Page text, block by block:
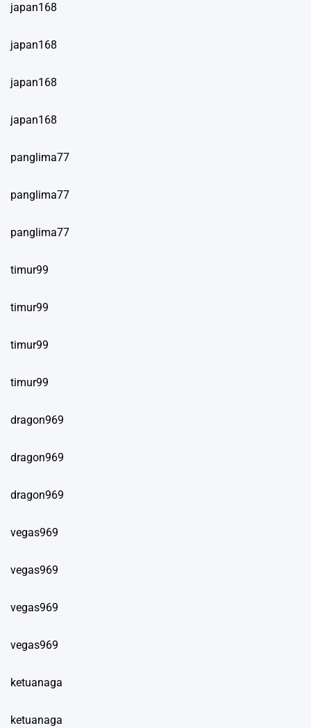
japan168
japan168
japan168
japan168
panglima77
panglima77
panglima77
timur99
timur99
timur99
timur99
dragon969
dragon969
dragon969
vegas969
vegas969
vegas969
vegas969
ketuanaga
ketuanaga